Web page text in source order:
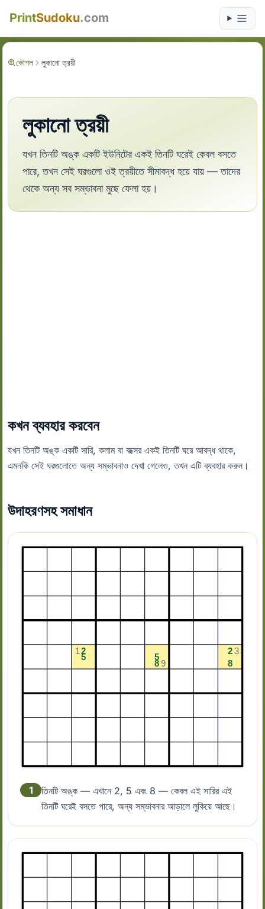
PrintSudoku.com
কৌশল লুকানো ত্রয়ী
লুকানো ত্রয়ী
যখন তিনটি অঙ্ক একটি ইউনিটের একই তিনটি ঘরেই কেবল বসতে
পারে, তখন সেই ঘরগুলো ওই ত্রয়ীতে সীমাবদ্ধ হয়ে যায় — তাদের
থেকে অন্য সব সম্ভাবনা মুছে ফেলা হয়।
কখন ব্যবহার করবেন
যখন তিনটি অঙ্ক একটি সারি, কলাম বা বক্সের একই তিনটি ঘরে আবদ্ধ থাকে,
এমনকি সেই ঘরগুলোতে অন্য সম্ভাবনাও দেখা গেলেও, তখন এটি ব্যবহার করুন।
উদাহরণসহ সমাধান
1
তিনটি অঙ্ক — এখানে 2, 5 এবং 8 — কেবল এই সারির এই
তিনটি ঘরেই বসতে পারে, অন্য সম্ভাবনার আড়ালে লুকিয়ে আছে।